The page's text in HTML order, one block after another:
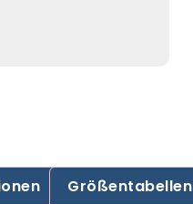
Größentabellen